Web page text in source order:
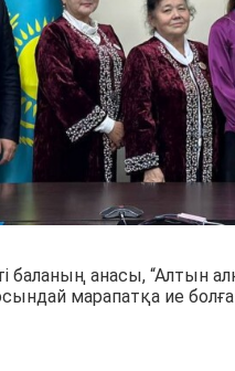
анасы, “Алтын
марапатқа ие